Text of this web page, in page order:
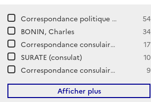
Correspondance politique et commerciale (CPCOM), Nouvelle série / Indes
54
BONIN, Charles
34
Correspondance consulaire et commerciale / CALCUTTA
17
SURATE (consulat)
10
Correspondance consulaire et commerciale / BOMBAY
9
Afficher plus